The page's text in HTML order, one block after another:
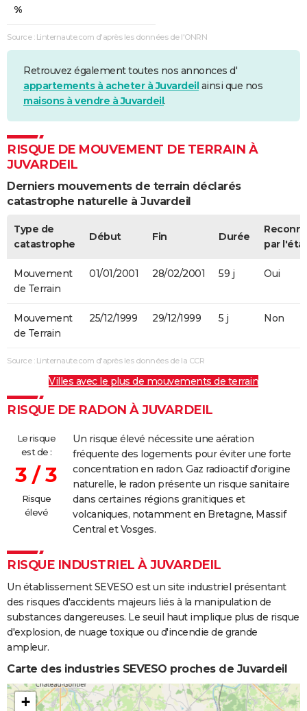
Sécheresse
Sécheresse 01/05/1989 30/09/1995
%
Source : Linternaute.com d'après les données de l'ONRN
Retrouvez également toutes nos annonces d'
appartements à acheter à Juvardeil ainsi que nos
maisons à vendre à Juvardeil.
RISQUE DE MOUVEMENT DE TERRAIN À
JUVARDEIL
Derniers mouvements de terrain déclarés
catastrophe naturelle à Juvardeil
Type de
catastrophe
Début Fin Durée
par
Mouvement
de Terrain
01/01/2001 28/02/2001 59 j Oui
Mouvement
de Terrain
25/12/1999 29/12/1999 5 j Non
Source : Linternaute.com d'après les données de la CCR
Villes avec le plus de mouvements de terrain
RISQUE DE RADON À JUVARDEIL
Le risque
est de :
3 / 3
Risque
élevé
Un risque élevé nécessite une aération
fréquente des logements pour éviter une forte
concentration en radon. Gaz radioactif d'origine
naturelle, le radon présente un risque sanitaire
dans certaines régions granitiques et
volcaniques, notamment en Bretagne, Massif
Central et Vosges.
RISQUE INDUSTRIEL À JUVARDEIL
Un établissement SEVESO est un site industriel présentant
des risques d'accidents majeurs liés à la manipulation de
substances dangereuses. Le seuil haut implique plus de risque
d'explosion, de nuage toxique ou d'incendie de grande
ampleur.
Carte des industries SEVESO proches de Juvardeil
+